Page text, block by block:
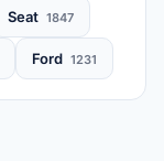
Seat 1847
Ford 1231